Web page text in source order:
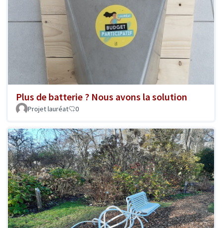
Plus de batterie ? Nous avons la solution
Projet lauréat 0